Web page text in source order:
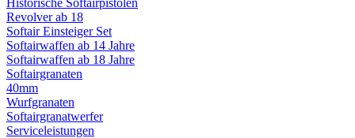
Historische Softairpistolen
Revolver ab 18
Softair Einsteiger Set
Softairwaffen ab 14 Jahre
Softairwaffen ab 18 Jahre
Softairgranaten
40mm
Wurfgranaten
Softairgranatwerfer
Serviceleistungen